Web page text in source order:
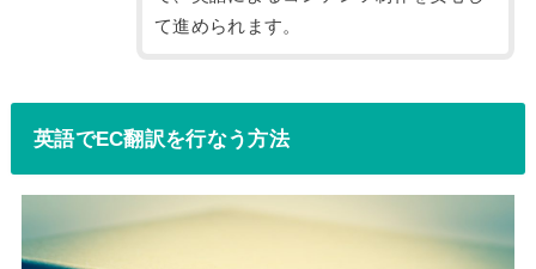
て進められます。
英語でEC翻訳を行なう方法